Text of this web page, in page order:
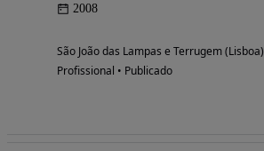
2008
São João das Lampas e Terrugem (Lisboa)
Profissional • Publicado